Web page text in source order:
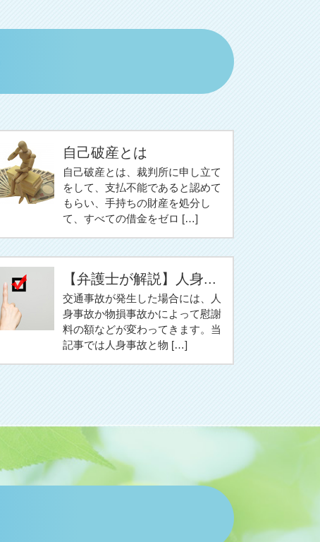
自己破産とは
自己破産とは、裁判所に申し立て
をして、支払不能であると認めて
もらい、手持ちの財産を処分し
て、すべての借金をゼロ […]
【弁護士が解説】人身...
交通事故が発生した場合には、人
身事故か物損事故かによって慰謝
料の額などが変わってきます。当
記事では人身事故と物 […]